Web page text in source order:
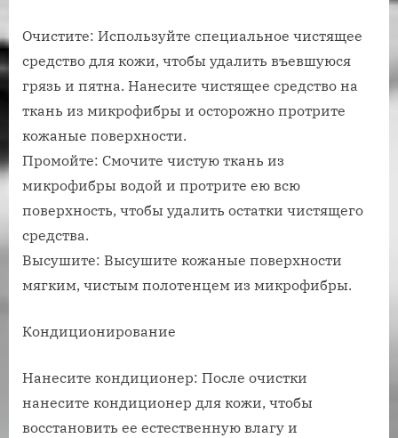
Очистите: Используйте специальное чистящее
средство для кожи, чтобы удалить въевшуюся
грязь и пятна. Нанесите чистящее средство на
ткань из микрофибры и осторожно протрите
кожаные поверхности.
Промойте: Смочите чистую ткань из
микрофибры водой и протрите ею всю
поверхность, чтобы удалить остатки чистящего
средства.
Высушите: Высушите кожаные поверхности
мягким, чистым полотенцем из микрофибры.
Кондиционирование
Нанесите кондиционер: После очистки
нанесите кондиционер для кожи, чтобы
восстановить ее естественную влагу и